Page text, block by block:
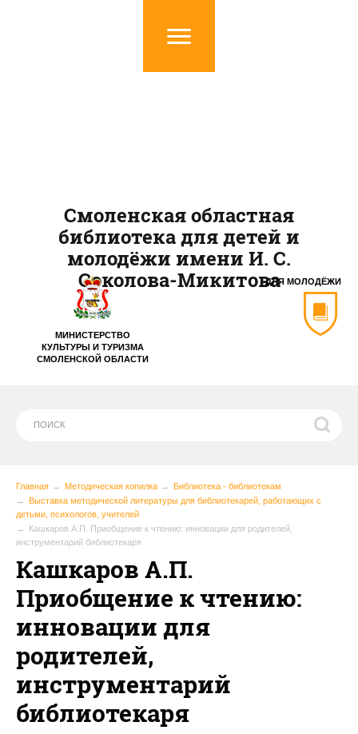
МИНИСТЕРСТВО
КУЛЬТУРЫ И ТУРИЗМА
СМОЛЕНСКОЙ ОБЛАСТИ
ДЛЯ МОЛОДЁЖИ
Смоленская областная
библиотека для детей и
молодёжи имени И. С.
Соколова-Микитова
Главная Методическая копилка
Библиотека - библиотекам
Выставка методической литературы для библиотекарей, работающих с
детьми, психологов, учителей
Кашкаров А.П. Приобщение к чтению: инновации для родителей,
инструментарий библиотекаря
Кашкаров А.П.
Приобщение к чтению:
инновации для
родителей,
инструментарий
библиотекаря